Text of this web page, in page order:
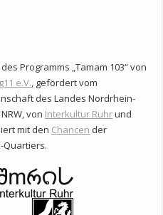
Programms „Tamam 103“ von
e.V., gefördert vom
des Landes Nordrhein-
von Interkultur Ruhrund
mit den Chancen der
Quartiers.